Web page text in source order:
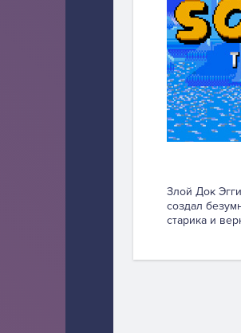
Злой Док
создал
старика и